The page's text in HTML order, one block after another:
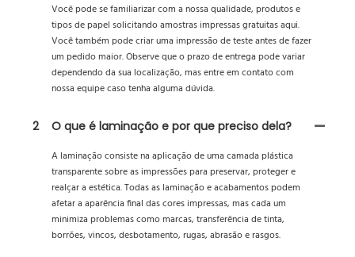
Você pode se familiarizar com a nossa qualidade, produtos e
tipos de papel solicitando amostras impressas gratuitas aqui.
Você também pode criar uma impressão de teste antes de fazer
um pedido maior. Observe que o prazo de entrega pode variar
dependendo da sua localização, mas entre em contato com
nossa equipe caso tenha alguma dúvida.
2
O que é laminação e por que preciso dela?
A laminação consiste na aplicação de uma camada plástica
transparente sobre as impressões para preservar, proteger e
realçar a estética. Todas as laminação e acabamentos podem
afetar a aparência final das cores impressas, mas cada um
minimiza problemas como marcas, transferência de tinta,
borrões, vincos, desbotamento, rugas, abrasão e rasgos.